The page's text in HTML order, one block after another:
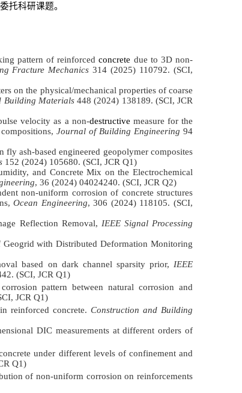
托科研课题。
pattern of reinforcedconcrete due to 3D non-
Fracture Mechanics 314 (2025) 110792. (SCI,
on the physical/mechanical properties of coarse
Building Materials448 (2024) 138189. (SCI, JCR
velocity as a non-destructive measure for the
Journal of Building Engineering 94
ash-based engineered geopolymer composites
152 (2024) 105680. (SCI, JCR Q1)
and Concrete Mix on the Electrochemical
, 36 (2024) 04024240. (SCI, JCR Q2)
non-uniform corrosion of concrete structures
Ocean Engineering, 306 (2024) 118105. (SCI,
Reflection Removal, IEEE Signal Processing
Geogrid with Distributed Deformation Monitoring
based on dark channel sparsity prior,IEEE
(SCI, JCR Q1)
pattern between natural corrosion and
JCR Q1)
reinforced concrete.Construction and Building
DIC measurements at different orders of
under different levels of confinement and
Q1)
of non-uniform corrosion on reinforcements